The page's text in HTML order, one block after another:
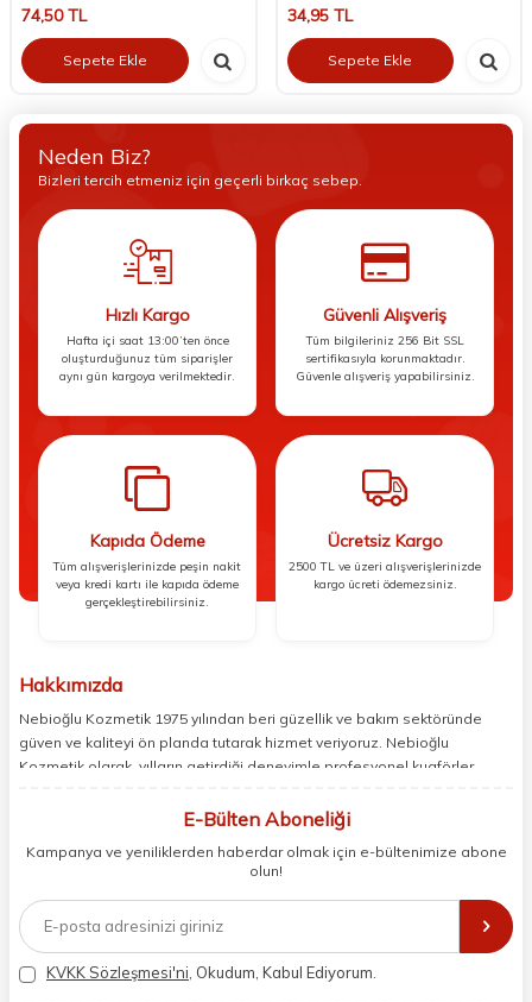
74,50TL
Sepete Ekle
34,95TL
Sepete Ekle
Neden Biz?
Bizleri tercih etmeniz için geçerli birkaç sebep.
Hızlı Kargo
Hafta içi saat 13:00’ten önce
oluşturduğunuz tüm siparişler
aynı gün kargoya verilmektedir.
Güvenli Alışveriş
Tüm bilgileriniz 256 Bit SSL
sertifikasıyla korunmaktadır.
Güvenle alışveriş yapabilirsiniz.
Kapıda Ödeme
Tüm alışverişlerinizde peşin nakit
veya kredi kartı ile kapıda ödeme
gerçekleştirebilirsiniz.
Ücretsiz Kargo
2500 TL ve üzeri alışverişlerinizde
kargo ücreti ödemezsiniz.
Hakkımızda
Nebioğlu Kozmetik 1975 yılından beri güzellik ve bakım sektöründe
güven ve kaliteyi ön planda tutarak hizmet veriyoruz. Nebioğlu
Kozmetik olarak, yılların getirdiği deneyimle profesyonel kuaförler,
odaklanıyoruz. Doğal içerikleri bilimsel formüllerle birleştirerek saç ve
ihtiyaçlarını dinleyerek her zaman en iyisini sunmayı hedefliyor,
yeniliyoruz. Güvenilirliğimiz, samimiyetimiz ve kaliteye olan
bağlılığımızla güzellik yolculuğunuzda yanınızdayız.
E-Bülten Aboneliği
Kampanya ve yeniliklerden haberdar olmak için e-bültenimize abone
olun!
KVKK Sözleşmesi'ni , Okudum, Kabul Ediyorum.